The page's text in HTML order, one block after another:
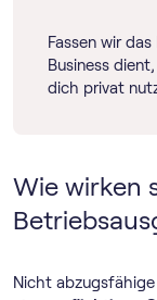
Fassen wir
Business
dich privat
Wie wirken
Nicht